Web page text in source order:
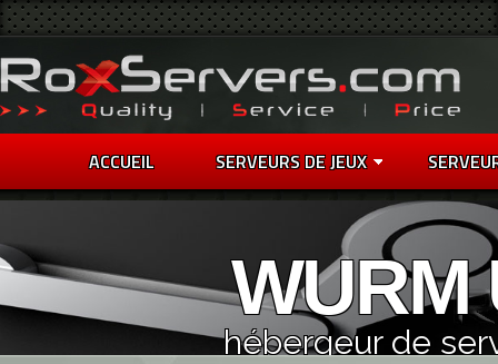
ACCUEIL SERVEURS DE JEUX
WURM
hébergeur de